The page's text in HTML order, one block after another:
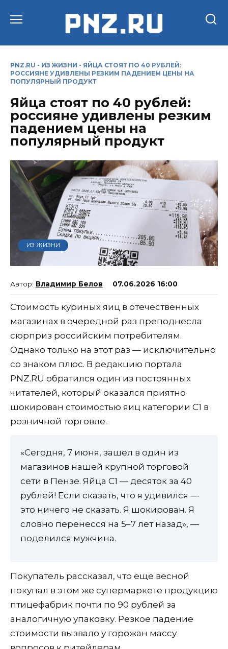
PNZ.RU - ИЗ ЖИЗНИ - ЯЙЦА СТОЯТ ПО 40 РУБЛЕЙ:
РОССИЯНЕ УДИВЛЕНЫ РЕЗКИМ ПАДЕНИЕМ ЦЕНЫ НА
ПОПУЛЯРНЫЙ ПРОДУКТ
Яйца стоят по 40 рублей:
россияне удивлены резким
падением цены на
популярный продукт
ИЗ ЖИЗНИ
Владимир Белов 07.06.2026 16:00
Стоимость куриных яиц в отечественных
магазинах в очередной раз преподнесла
сюрприз российским потребителям.
Однако только на этот раз — исключительно
со знаком плюс. В редакцию портала
PNZ.RU обратился один из постоянных
читателей, который оказался приятно
шокирован стоимостью яиц категории С1 в
розничной торговле.
«Сегодня, 7 июня, зашел в один из
магазинов нашей крупной торговой
сети в Пензе. Яйца С1 — десяток за 40
рублей! Если сказать, что я удивился —
это ничего не сказать. Я шокирован. Я
словно перенесся на 5–7 лет назад», —
поделился мужчина.
Покупатель рассказал, что еще весной
покупал в этом же супермаркете продукцию
птицефабрик почти по 90 рублей за
аналогичную упаковку. Резкое падение
стоимости вызвало у горожан массу